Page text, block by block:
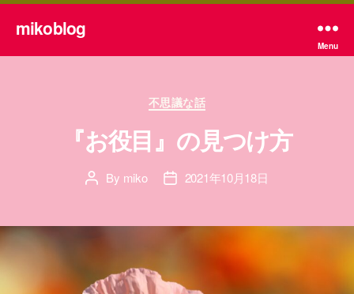
mikoblog
Menu
Categories
不思議な話
『お役目』の見つけ方
PostBy miko
Post2021年10月18日